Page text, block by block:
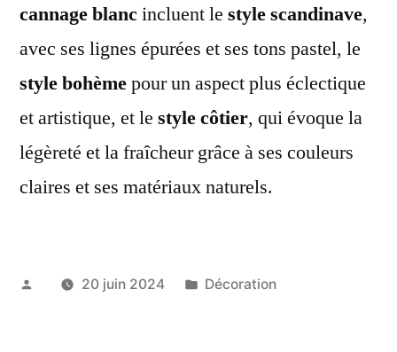
cannage blancincluent le style scandinave,
avec ses lignes épurées et ses tons pastel, le
style bohèmepour un aspect plus éclectique
et artistique, et le style côtier, qui évoque la
légèreté et la fraîcheur grâce à ses couleurs
claires et ses matériaux naturels.
Publié 20 juin 2024
Publié
Décoration